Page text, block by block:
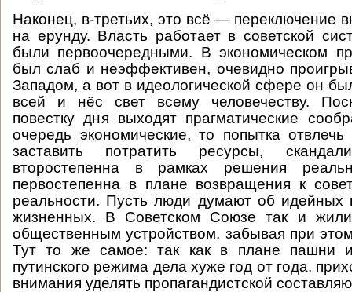
Наконец, в-третьих, это всё — переключение
на ерунду. Власть работает в советской
были первоочередными. В экономическом
был слаб и неэффективен, очевидно
Западом, а вот в идеологической сфере он
всей и нёс свет всему человечеству.
повестку дня выходят прагматические
очередь экономические, то попытка
заставить потратить ресурсы,
второстепенна в рамках решения
первостепенна в плане возвращения к
реальности. Пусть люди думают об идейных
жизненных. В Советском Союзе так и
общественным устройством, забывая при
Тут то же самое: так как в плане пашни и
путинского режима дела хуже год от года,
внимания уделять пропагандистской